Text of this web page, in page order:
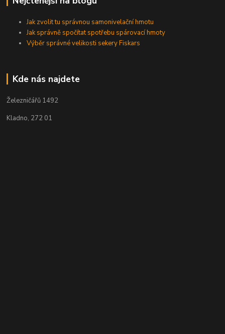
Jak zvolit tu správnou samonivelační hmotu
Jak správně spočítat spotřebu spárovací hmoty
Výběr správné velikosti sekery Fiskars
Kde nás najdete
Železničářů 1492
Kladno, 272 01